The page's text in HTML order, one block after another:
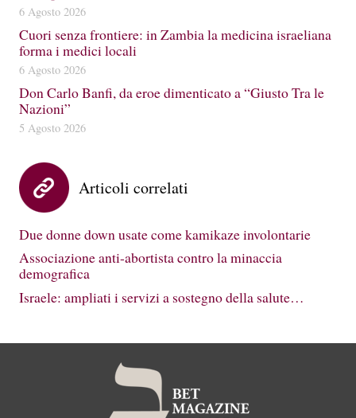
6 Agosto 2026
Cuori senza frontiere: in Zambia la medicina israeliana
forma i medici locali
6 Agosto 2026
Don Carlo Banfi, da eroe dimenticato a “Giusto Tra le
Nazioni”
5 Agosto 2026
Articoli correlati
Due donne down usate come kamikaze involontarie
Associazione anti-abortista contro la minaccia
demografica
Israele: ampliati i servizi a sostegno della salute…